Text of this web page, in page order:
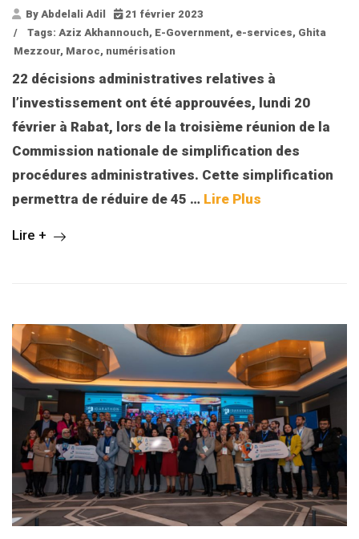
By Abdelali Adil
21 février 2023
/
Tags: Aziz Akhannouch, E-Government, e-services, Ghita
Mezzour, Maroc, numérisation
22 décisions administratives relatives à
l’investissement ont été approuvées, lundi 20
février à Rabat, lors de la troisième réunion de la
Commission nationale de simplification des
procédures administratives. Cette simplification
permettra de réduire de 45 … Lire Plus
Lire +